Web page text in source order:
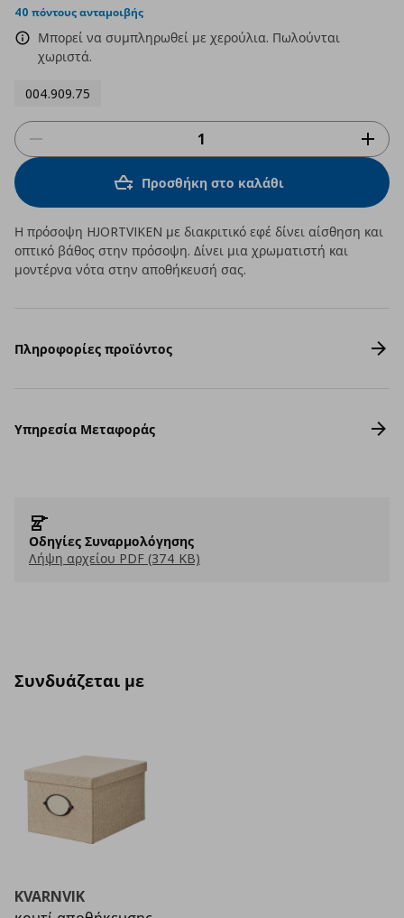
rating
40 πόντους ανταμοιβής
Μπορεί να συμπληρωθεί με χερούλια. Πωλούνται
χωριστά.
004.909.75
Προσθήκη στο καλάθι
Η πρόσοψη HJORTVIKEN με διακριτικό εφέ δίνει αίσθηση και
οπτικό βάθος στην πρόσοψη. Δίνει μια χρωματιστή και
μοντέρνα νότα στην αποθήκευσή σας.
Πληροφορίες προϊόντος
Υπηρεσία Μεταφοράς
Οδηγίες Συναρμολόγησης
Λήψη αρχείου PDF (374 KB)
Συνδυάζεται με
KVARNVIK